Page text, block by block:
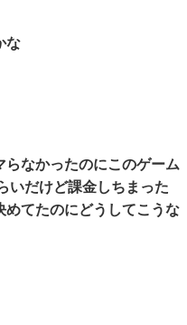
な
らなかったのにこのゲーム
いだけど課金しちまった
めてたのにどうしてこうな